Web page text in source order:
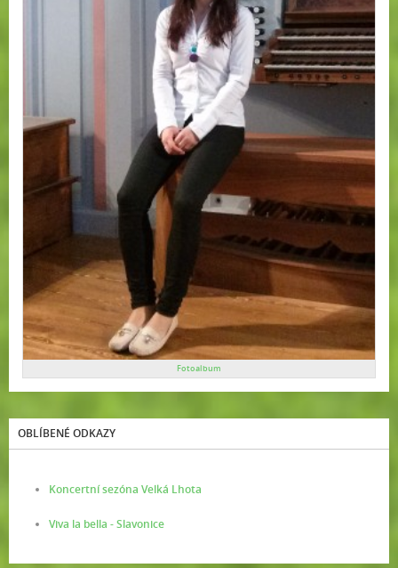
Fotoalbum
OBLÍBENÉ ODKAZY
Koncertní sezóna Velká Lhota
Viva la bella - Slavonice